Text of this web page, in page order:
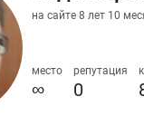
на сайте 8 лет 10
место
∞
репутация
0